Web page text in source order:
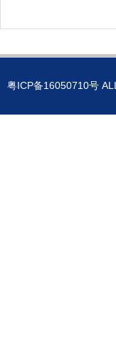
粤ICP备16050710号